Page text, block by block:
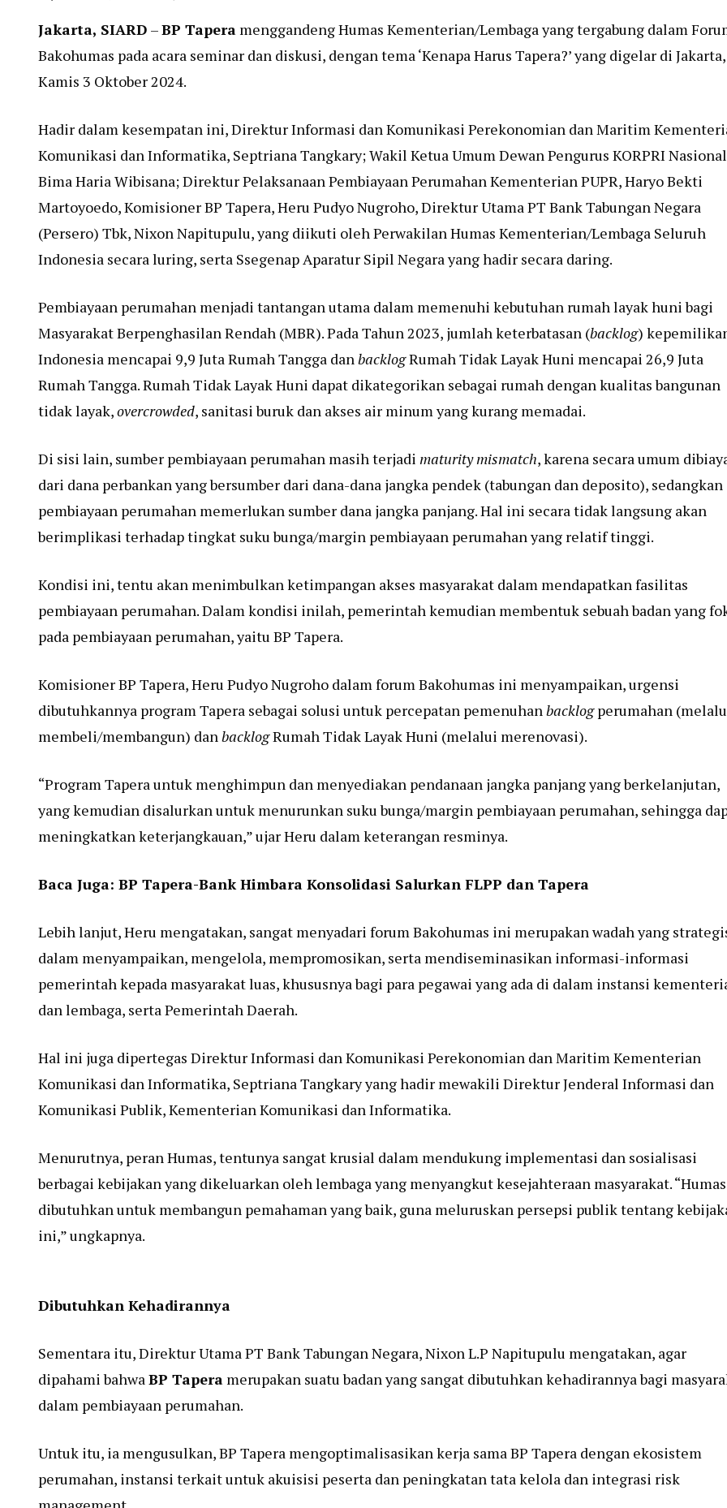
Jakarta, SIARD –BP Tapera menggandeng Humas Kementerian/Lembaga yang tergabung dalam
Bakohumas pada acara seminar dan diskusi, dengan tema ‘Kenapa Harus Tapera?’ yang digelar di Jakarta,
Kamis 3 Oktober 2024.
Hadir dalam kesempatan ini, Direktur Informasi dan Komunikasi Perekonomian dan Maritim
Komunikasi dan Informatika, Septriana Tangkary; Wakil Ketua Umum Dewan Pengurus KORPRI
Bima Haria Wibisana; Direktur Pelaksanaan Pembiayaan Perumahan Kementerian PUPR, Haryo Bekti
Martoyoedo, Komisioner BP Tapera, Heru Pudyo Nugroho, Direktur Utama PT Bank Tabungan Negara
(Persero) Tbk, Nixon Napitupulu, yang diikuti oleh Perwakilan Humas Kementerian/Lembaga Seluruh
Indonesia secara luring, serta Ssegenap Aparatur Sipil Negara yang hadir secara daring.
Pembiayaan perumahan menjadi tantangan utama dalam memenuhi kebutuhan rumah layak huni bagi
Masyarakat Berpenghasilan Rendah (MBR). Pada Tahun 2023, jumlah keterbatasan (backlog)
Indonesia mencapai 9,9 Juta Rumah Tangga danbacklogRumah Tidak Layak Huni mencapai 26,9 Juta
Rumah Tangga. Rumah Tidak Layak Huni dapat dikategorikan sebagai rumah dengan kualitas bangunan
tidak layak,overcrowded, sanitasi buruk dan akses air minum yang kurang memadai.
Di sisi lain, sumber pembiayaan perumahan masih terjadi maturity mismatch, karena secara umum
dari dana perbankan yang bersumber dari dana-dana jangka pendek (tabungan dan deposito), sedangkan
pembiayaan perumahan memerlukan sumber dana jangka panjang. Hal ini secara tidak langsung akan
berimplikasi terhadap tingkat suku bunga/margin pembiayaan perumahan yang relatif tinggi.
Kondisi ini, tentu akan menimbulkan ketimpangan akses masyarakat dalam mendapatkan fasilitas
pembiayaan perumahan. Dalam kondisi inilah, pemerintah kemudian membentuk sebuah badan yang
pada pembiayaan perumahan, yaitu BP Tapera.
Komisioner BP Tapera, Heru Pudyo Nugroho dalam forum Bakohumas ini menyampaikan, urgensi
dibutuhkannya program Tapera sebagai solusi untuk percepatan pemenuhanbacklogperumahan
membeli/membangun) danbacklogRumah Tidak Layak Huni (melalui merenovasi).
“Program Tapera untuk menghimpun dan menyediakan pendanaan jangka panjang yang berkelanjutan,
yang kemudian disalurkan untuk menurunkan suku bunga/margin pembiayaan perumahan, sehingga
meningkatkan keterjangkauan,” ujar Heru dalam keterangan resminya.
Baca Juga: BP Tapera-Bank Himbara Konsolidasi Salurkan FLPP dan Tapera
Lebih lanjut, Heru mengatakan, sangat menyadari forum Bakohumas ini merupakan wadah yang
dalam menyampaikan, mengelola, mempromosikan, serta mendiseminasikan informasi-informasi
pemerintah kepada masyarakat luas, khususnya bagi para pegawai yang ada di dalam instansi
dan lembaga, serta Pemerintah Daerah.
Hal ini juga dipertegas Direktur Informasi dan Komunikasi Perekonomian dan Maritim Kementerian
Komunikasi dan Informatika, Septriana Tangkary yang hadir mewakili Direktur Jenderal Informasi dan
Komunikasi Publik, Kementerian Komunikasi dan Informatika.
Menurutnya, peran Humas, tentunya sangat krusial dalam mendukung implementasi dan sosialisasi
berbagai kebijakan yang dikeluarkan oleh lembaga yang menyangkut kesejahteraan masyarakat. “Humas
dibutuhkan untuk membangun pemahaman yang baik, guna meluruskan persepsi publik tentang
ini,” ungkapnya.
Dibutuhkan Kehadirannya
Sementara itu, Direktur Utama PT Bank Tabungan Negara, Nixon L.P Napitupulu mengatakan, agar
dipahami bahwaBP Tapera merupakan suatu badan yang sangat dibutuhkan kehadirannya bagi
dalam pembiayaan perumahan.
Untuk itu, ia mengusulkan, BP Tapera mengoptimalisasikan kerja sama BP Tapera dengan ekosistem
perumahan, instansi terkait untuk akuisisi peserta dan peningkatan tata kelola dan integrasi risk